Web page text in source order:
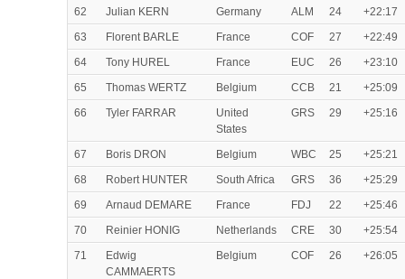
62
Julian KERN Germany ALM 24
+22:17
63
Florent BARLE France COF 27
+22:49
64
Tony HUREL France EUC 26
+23:10
65
Thomas WERTZ Belgium CCB 21
+25:09
66
Tyler FARRAR
United
States
GRS 29 +25:16
67 Boris DRON Belgium WBC 25
+25:21
68
Robert HUNTER South Africa GRS 36
+25:29
69
Arnaud DEMARE France FDJ 22
+25:46
70
Reinier HONIG Netherlands CRE 30
+25:54
71
Edwig
CAMMAERTS
Belgium COF 26 +26:05